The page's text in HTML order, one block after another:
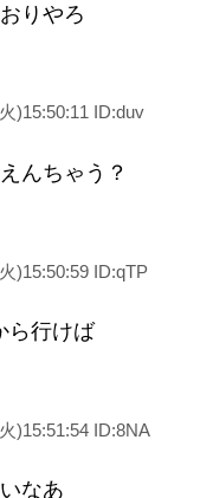
りやろ
)15:50:11 ID:duv
んちゃう？
)15:50:59 ID:qTP
ら行けば
)15:51:54 ID:8NA
なあ